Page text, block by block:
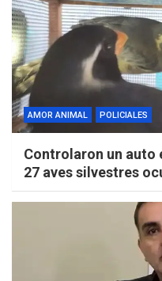
AMOR ANIMAL POLICIALES
Controlaron un auto
27 aves silvestres